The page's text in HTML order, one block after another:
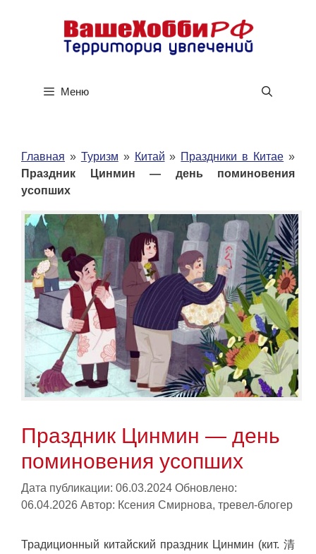
содержимому
Меню
Главная » Туризм » Китай » Праздники в Китае »
Праздник Цинмин — день поминовения
усопших
Праздник Цинмин — день
поминовения усопших
Дата публикации: 06.03.2024 Обновлено:
06.04.2026 Автор: Ксения Смирнова, тревел-блогер
Традиционный китайский праздник Цинмин (кит. 清